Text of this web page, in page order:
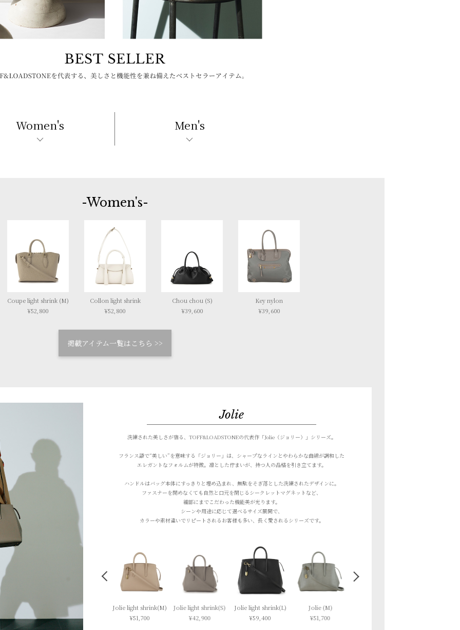
Women's Men's
-Women's-
Coupe light shrink (M)
¥52,800
Collon light shrink
¥52,800
Chou chou (S)
¥39,600
Key nylon
¥39,600
掲載アイテム一覧はこちら >>
Jolie
洗練された美しさが宿る、TOFF&LOADSTONEの代表作「Jolie（ジョリー）」シリーズ。
フランス語で“美しい”を意味する「ジョリー」は、シャープなラインとやわらかな曲線が調和した
エレガントなフォルムが特徴。 凛とした佇まいが、持つ人の品格を引き立てます。
ハンドルはバッグ本体にすっきりと埋め込まれ、 無駄をそぎ落とした洗練されたデザインに。
ファスナーを閉めなくても 自然と口元を閉じるシークレットマグネットなど、
細部にまでこだわった機能美が光ります。
シーンや用途に応じて選べるサイズ展開で、
カラーや素材違いでリピートされるお客様も多い、長く愛されるシリーズです。
Jolie (L)
¥59,400
Jolie light shrink(M)
¥51,700
Jolie light shrink(S)
¥42,900
Jolie light shrink(L)
¥59,400
Jolie (M)
¥51,700
Jolie (S)
¥42,900